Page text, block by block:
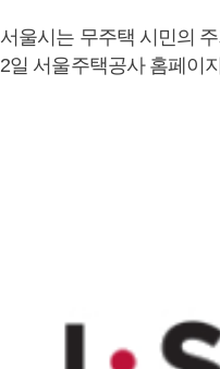
서울시는 무주택 시민의
2일 서울주택공사 홈페이